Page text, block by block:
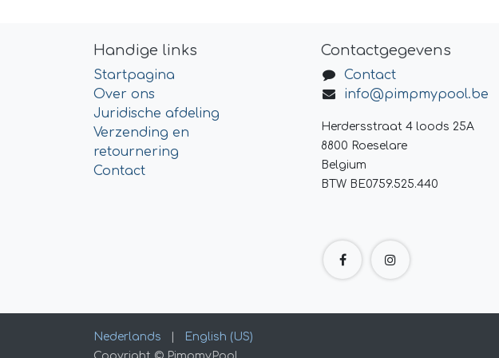
Handige links
Startpagina
Over ons
Juridische afdeling
Verzending en
retournering
Contact
Contactgegevens
Contact
info@pimpmypool.be
Herdersstraat 4 loods 25A
8800 Roeselare
Belgium
BTW BE0759.525.440
Nederlands
English (US)